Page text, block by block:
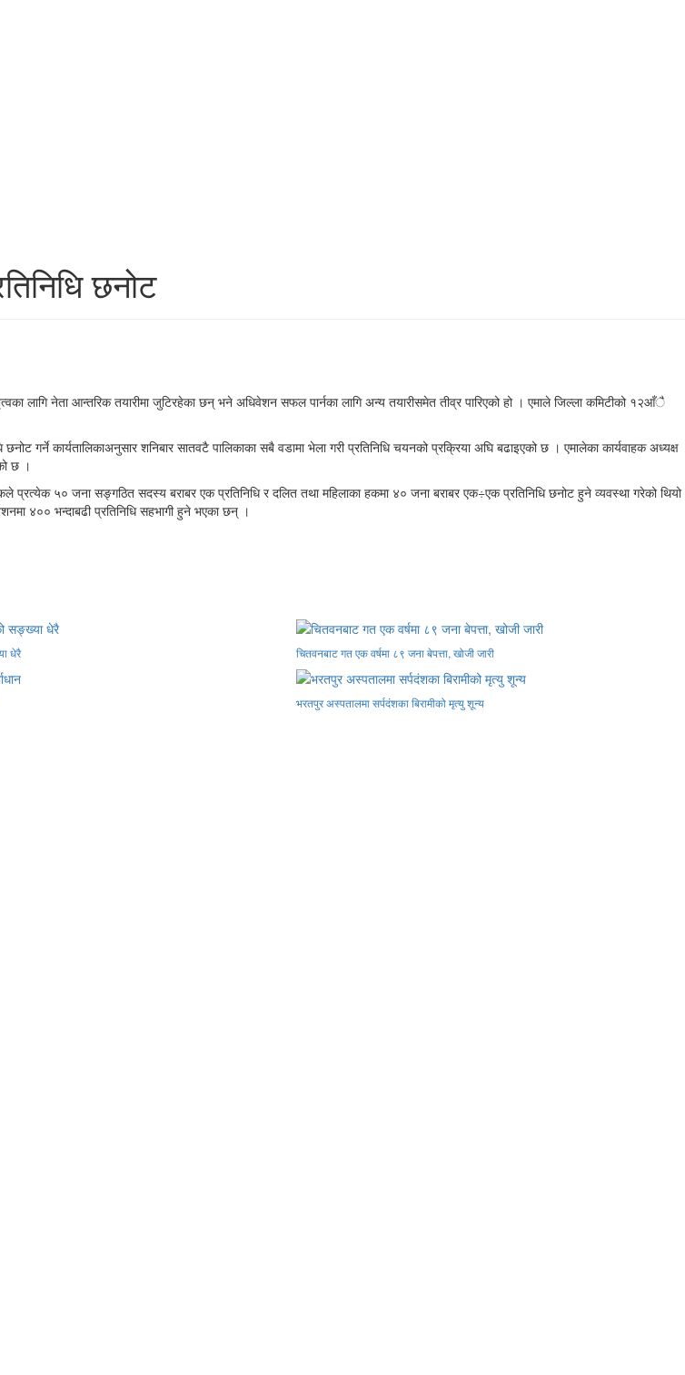
छनोट
लागि नेता आन्तरिक तयारीमा जुटिरहेका छन् भने अधिवेशन सफल पार्नका लागि अन्य तयारीसमेत तीव्र पारिएको हो । एमाले जिल्ला कमिटीको १२आँै
गर्ने कार्यतालिकाअनुसार शनिबार सातवटै पालिकाका सबै वडामा भेला गरी प्रतिनिधि चयनको प्रक्रिया अघि बढाइएको छ । एमालेका कार्यवाहक अध्यक्ष
छ ।
५० जना सङ्गठित सदस्य बराबर एक प्रतिनिधि र दलित तथा महिलाका हकमा ४० जना बराबर एक÷एक प्रतिनिधि छनोट हुने व्यवस्था गरेको थियो
४०० भन्दाबढी प्रतिनिधि सहभागी हुने भएका छन् ।
धेरै चितवनबाट गत एक वर्षमा ८९ जना बेपत्ता, खोजी जारी
भरतपुर अस्पतालमा सर्पदंशका बिरामीको मृत्यु शून्य